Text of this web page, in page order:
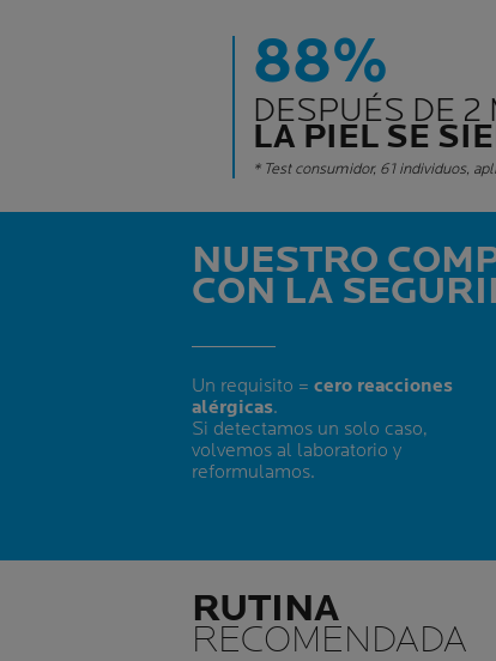
88%
DESPUÉS DE 2
LA PIEL SE
* Test consumidor, 61 individuos,
NUESTRO
CON LA
Un requisito = cero reacciones
alérgicas.
Si detectamos un solo caso,
volvemos al laboratorio y
reformulamos.
RUTINA
RECOMENDADA